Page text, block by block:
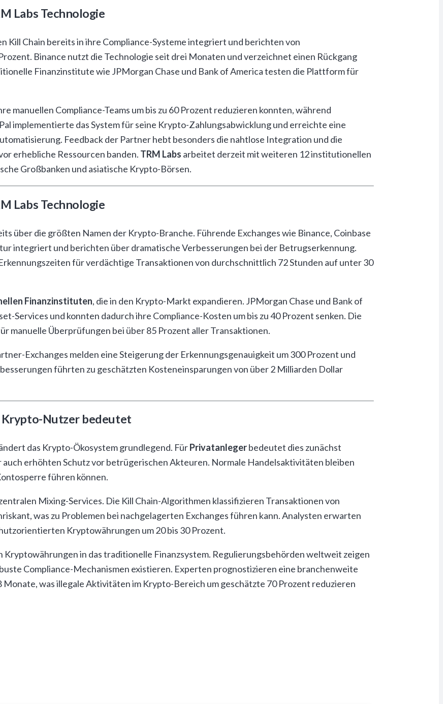
Labs Technologie
Kill Chain bereits in ihre Compliance-Systeme integriert und berichten von
Binance nutzt die Technologie seit drei Monaten und verzeichnet einen Rückgang
Finanzinstitute wie JPMorgan Chase und Bank of America testen die Plattform für
manuellen Compliance-Teams um bis zu 60 Prozent reduzieren konnten, während
implementierte das System für seine Krypto-Zahlungsabwicklung und erreichte eine
Feedback der Partner hebt besonders die nahtlose Integration und die
erhebliche Ressourcen banden. TRM Labs arbeitet derzeit mit weiteren 12 institutionellen
Großbanken und asiatische Krypto-Börsen.
Labs Technologie
über die größten Namen der Krypto-Branche. Führende Exchanges wie Binance, Coinbase
integriert und berichten über dramatische Verbesserungen bei der Betrugserkennung.
für verdächtige Transaktionen von durchschnittlich 72 Stunden auf unter 30
Finanzinstituten, die in den Krypto-Markt expandieren. JPMorgan Chase und Bank of
Services und konnten dadurch ihre Compliance-Kosten um bis zu 40 Prozent senken. Die
manuelle Überprüfungen bei über 85 Prozent aller Transaktionen.
Exchanges melden eine Steigerung der Erkennungsgenauigkeit um 300 Prozent und
führten zu geschätzten Kosteneinsparungen von über 2 Milliarden Dollar
Krypto-Nutzer bedeutet
das Krypto-Ökosystem grundlegend. FürPrivatanlegerbedeutet dies zunächst
erhöhten Schutz vor betrügerischen Akteuren. Normale Handelsaktivitäten bleiben
führen können.
Mixing-Services. Die Kill Chain-Algorithmen klassifizieren Transaktionen von
was zu Problemen bei nachgelagerten Exchanges führen kann. Analysten erwarten
Kryptowährungen um 20 bis 30 Prozent.
in das traditionelle Finanzsystem. Regulierungsbehörden weltweit zeigen
Compliance-Mechanismen existieren. Experten prognostizieren eine branchenweite
was illegale Aktivitäten im Krypto-Bereich um geschätzte 70 Prozent reduzieren